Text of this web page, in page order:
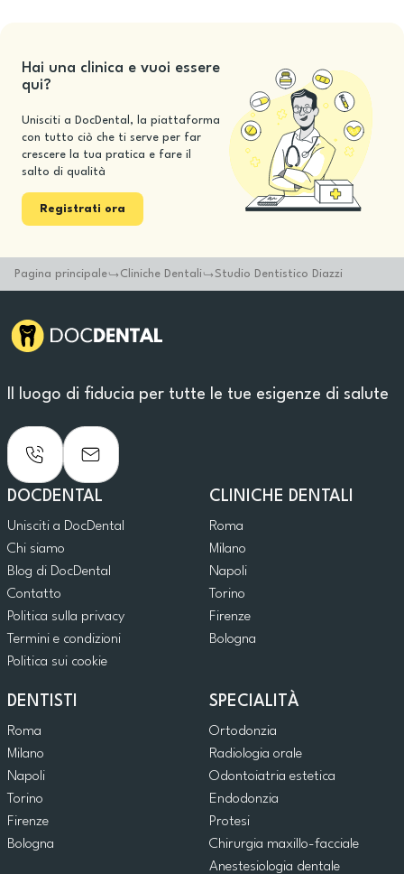
Hai una clinica e vuoi essere
qui?
Unisciti a DocDental, la piattaforma
con tutto ciò che ti serve per far
crescere la tua pratica e fare il
salto di qualità
Registrati ora
Pagina principale Cliniche Dentali Studio Dentistico Diazzi
Il luogo di fiducia per tutte le tue esigenze di salute
DOCDENTAL
Unisciti a DocDental
Chi siamo
Blog di DocDental
Contatto
Politica sulla privacy
Termini e condizioni
Politica sui cookie
CLINICHE DENTALI
Roma
Milano
Napoli
Torino
Firenze
Bologna
DENTISTI
Roma
Milano
Napoli
Torino
Firenze
Bologna
SPECIALITÀ
Ortodonzia
Radiologia orale
Odontoiatria estetica
Endodonzia
Protesi
Chirurgia maxillo-facciale
Anestesiologia dentale